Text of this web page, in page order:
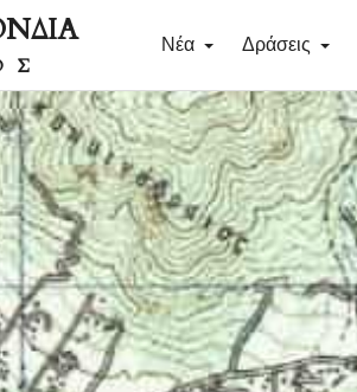
Νέα Δράσεις